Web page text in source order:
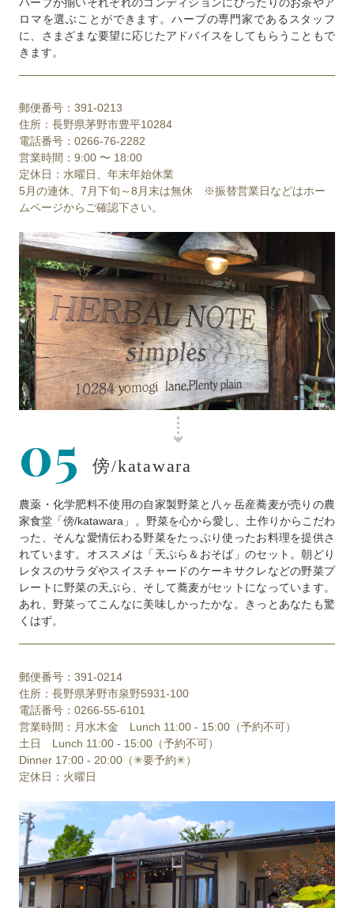
ロマを選ぶことができます。ハーブの専門家であるスタッフ
に、さまざまな要望に応じたアドバイスをしてもらうこともで
きます。
郵便番号：391-0213
住所：長野県茅野市豊平10284
電話番号：0266-76-2282
営業時間：9:00 〜 18:00
定休日：水曜日、年末年始休業
5月の連休、7月下旬～8月末は無休 ※振替営業日などはホー
ムページからご確認下さい。
05 傍/katawara
農薬・化学肥料不使用の自家製野菜と八ヶ岳産蕎麦が売りの農
家食堂「傍/katawara」。野菜を心から愛し、土作りからこだわ
った、そんな愛情伝わる野菜をたっぷり使ったお料理を提供さ
れています。オススメは「天ぷら＆おそば」のセット。朝どり
レタスのサラダやスイスチャードのケーキサクレなどの野菜プ
レートに野菜の天ぷら、そして蕎麦がセットになっています。
あれ、野菜ってこんなに美味しかったかな。きっとあなたも驚
くはず。
郵便番号：391-0214
住所：長野県茅野市泉野5931-100
電話番号：0266-55-6101
営業時間：月水木金 Lunch 11:00 - 15:00（予約不可）
土日 Lunch 11:00 - 15:00（予約不可）
Dinner 17:00 - 20:00（✳︎要予約✳︎）
定休日：火曜日